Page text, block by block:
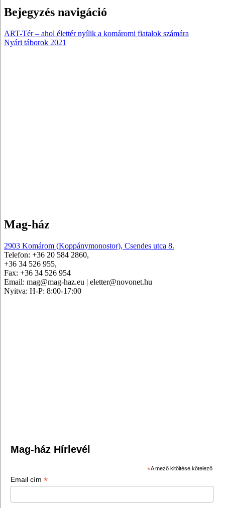
Bejegyzés navigáció
ART-Tér – ahol élettér nyílik a komáromi fiatalok számára
Nyári táborok 2021
Mag-ház
2903 Komárom (Koppánymonostor), Csendes utca 8.
Telefon: +36 20 584 2860,
+36 34 526 955,
Fax: +36 34 526 954
Email: mag@mag-haz.eu | eletter@novonet.hu
Nyitva: H-P: 8:00-17:00
Mag-ház Hírlevél
*A mező kitöltése kötelező
Email cím *